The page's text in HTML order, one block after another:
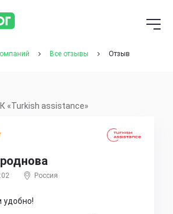
Все отзывы Отзыв
«Turkish assistance»
Россия
удобно!